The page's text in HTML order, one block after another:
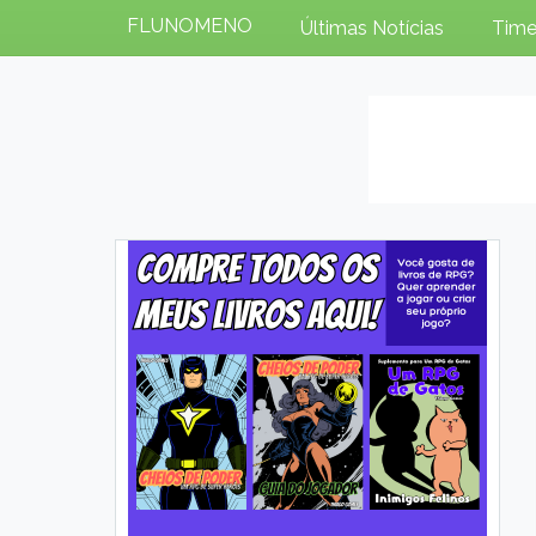
FLUNOMENO Últimas Notícias